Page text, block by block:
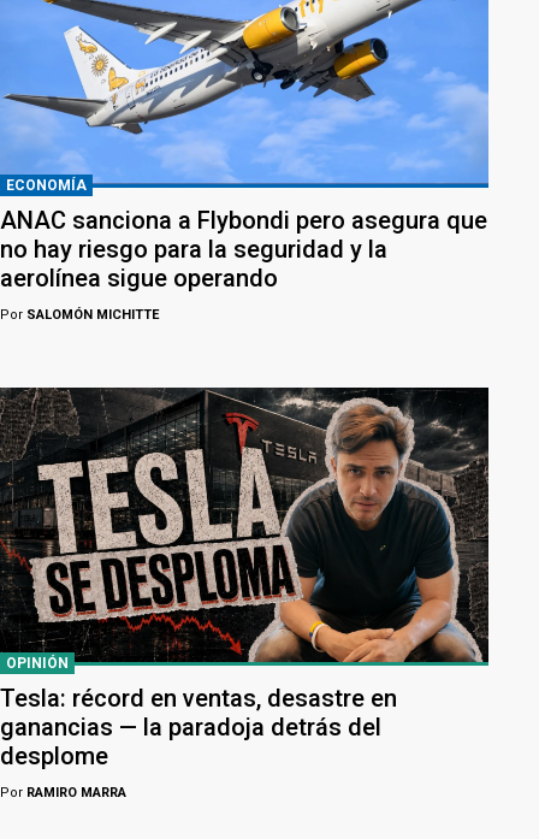
ECONOMÍA
ANAC sanciona a Flybondi pero asegura que
no hay riesgo para la seguridad y la
aerolínea sigue operando
Por SALOMÓN MICHITTE
OPINIÓN
Tesla: récord en ventas, desastre en
ganancias — la paradoja detrás del
desplome
Por RAMIRO MARRA